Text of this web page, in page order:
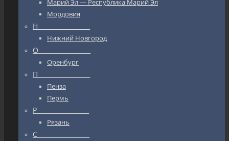
Марий Эл — Республика Марий Эл
Мордовия
Н_________________
Нижний Новгород
О_________________
Оренбург
П_________________
Пенза
Пермь
Р_________________
Рязань
С_________________